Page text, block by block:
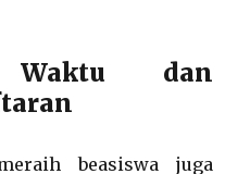
Waktu dan
beasiswa juga